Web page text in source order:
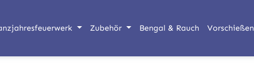
Zubehör Bengal & Rauch Vorschießen